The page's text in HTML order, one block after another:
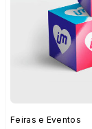
Feiras e Eventos